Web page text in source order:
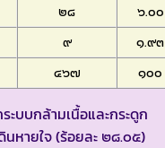
๒๘
๖.๐๐
๙
๑.๙๓
๔๖๗ ๑๐๐
ะบบกล้ามเนื้อและกระดูก
นหายใจ (ร้อยละ ๒๘.๐๕)